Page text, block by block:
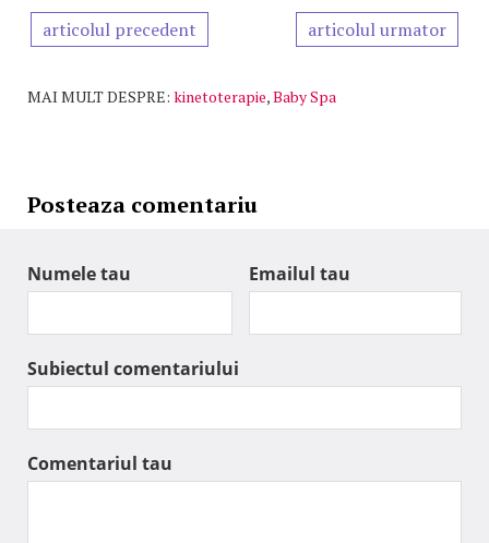
articolul precedent articolul urmator
MAI MULT DESPRE: kinetoterapie,Baby Spa
Posteaza comentariu
Numele tau Emailul tau
Subiectul comentariului
Comentariul tau